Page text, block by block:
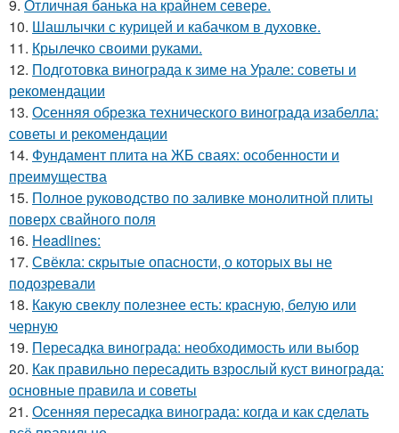
9. Отличная банька на крайнем севере.
10. Шашлычки с курицей и кабачком в духовке.
11. Крылечко своими руками.
12. Подготовка винограда к зиме на Урале: советы и
рекомендации
13. Осенняя обрезка технического винограда изабелла:
советы и рекомендации
14. Фундамент плита на ЖБ сваях: особенности и
преимущества
15. Полное руководство по заливке монолитной плиты
поверх свайного поля
16. Headlines:
17. Свёкла: скрытые опасности, о которых вы не
подозревали
18. Какую свеклу полезнее есть: красную, белую или
черную
19. Пересадка винограда: необходимость или выбор
20. Как правильно пересадить взрослый куст винограда:
основные правила и советы
21. Осенняя пересадка винограда: когда и как сделать